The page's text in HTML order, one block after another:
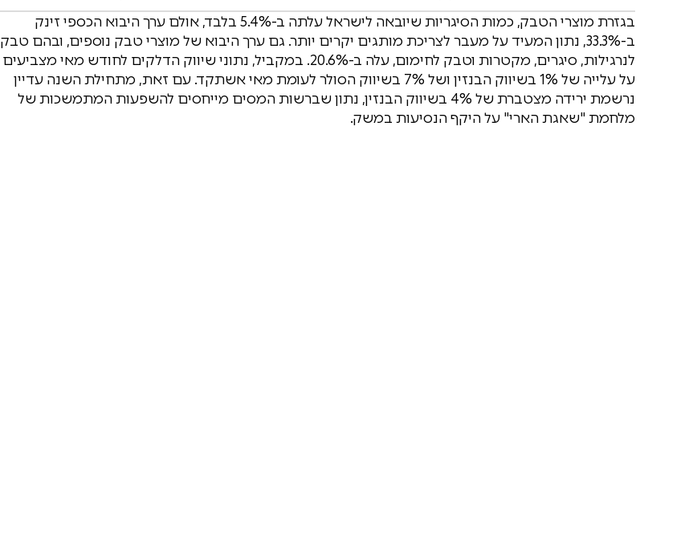
בגזרת מוצרי הטבק, כמות הסיגריות שיובאה לישראל עלתה ב-5.4% בלבד, אולם ערך היבוא הכספי זינק
ב-33.3%, נתון המעיד על מעבר לצריכת מותגים יקרים יותר. גם ערך היבוא של מוצרי טבק נוספים, ובהם טבק
לנרגילות, סיגרים, מקטרות וטבק לחימום, עלה ב-20.6%. במקביל, נתוני שיווק הדלקים לחודש מאי מצביעים
על עלייה של 1% בשיווק הבנזין ושל 7% בשיווק הסולר לעומת מאי אשתקד. עם זאת, מתחילת השנה עדיין
נרשמת ירידה מצטברת של 4% בשיווק הבנזין, נתון שברשות המסים מייחסים להשפעות המתמשכות של
מלחמת "שאגת הארי" על היקף הנסיעות במשק.